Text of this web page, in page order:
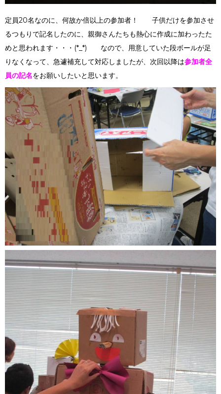
定員20名なのに、何故か倍以上の参加者！ 子供だけを参加させ
るつもりで記名したのに、親御さんたちも熱心に作成に加わったた
めと思われます・・・(*_*) なので、用意していた段ボールが足
りなくなって、急遽補充して対応しましたが、次回以降は参加者全
員の記名をお願いしたいと思います。